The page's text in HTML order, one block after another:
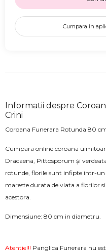
Cumpara in
Informatii despre
Crini
Coroana Funerara Rotunda 80
Cumpara online coroana
Dracaena, Pittosporum și
rotunde, florile sunt infipte intr-
mareste durata de viata a florilor
acestora.
Dimensiune: 80 cm in diametru.
Atentie!!! Panglica Funerara nu